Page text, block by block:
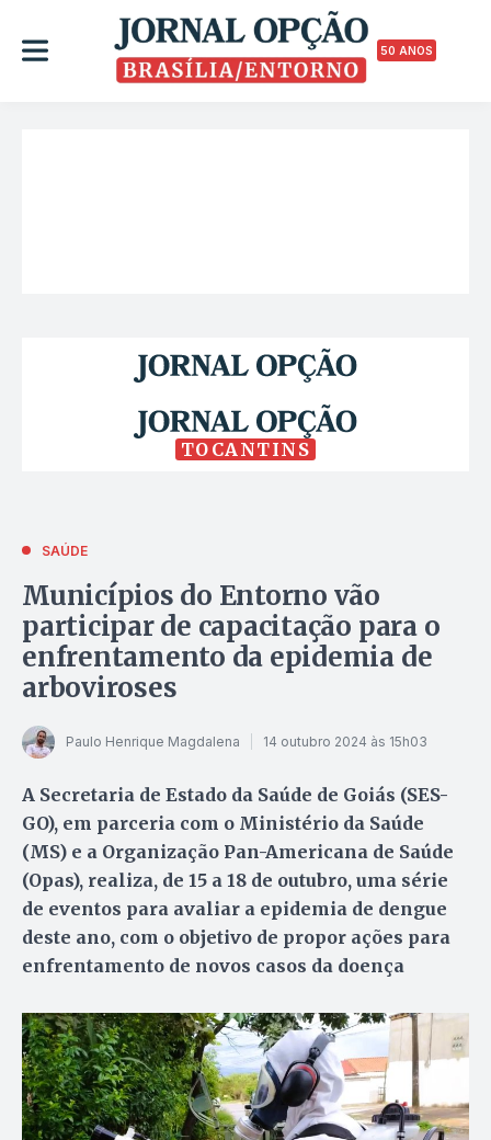
50 ANOS
TOCANTINS
SAÚDE
Municípios do Entorno vão
participar de capacitação para o
enfrentamento da epidemia de
arboviroses
Paulo Henrique Magdalena 14 outubro 2024 às 15h03
A Secretaria de Estado da Saúde de Goiás (SES-
GO), em parceria com o Ministério da Saúde
(MS) e a Organização Pan-Americana de Saúde
(Opas), realiza, de 15 a 18 de outubro, uma série
de eventos para avaliar a epidemia de dengue
deste ano, com o objetivo de propor ações para
enfrentamento de novos casos da doença